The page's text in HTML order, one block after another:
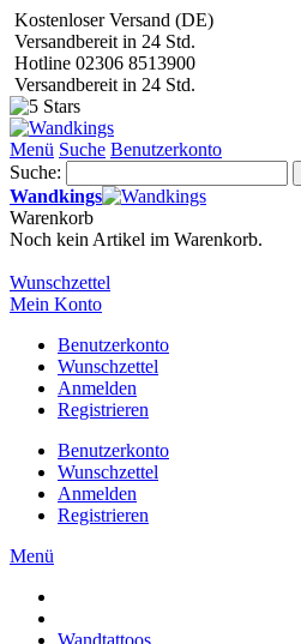
Kostenloser Versand (DE)
Versandbereit in 24 Std.
Hotline 02306 8513900
Versandbereit in 24 Std.
Menü Suche Benutzerkonto
Suche:
Wandkings
Warenkorb
Noch kein Artikel im Warenkorb.
Wunschzettel
Mein Konto
Benutzerkonto
Wunschzettel
Anmelden
Registrieren
Benutzerkonto
Wunschzettel
Anmelden
Registrieren
Menü
Wandtattoos